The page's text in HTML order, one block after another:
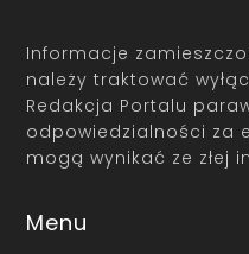
Informacje
należy traktować
Redakcja Portalu
odpowiedzialności za
mogą wynikać ze złej
Menu